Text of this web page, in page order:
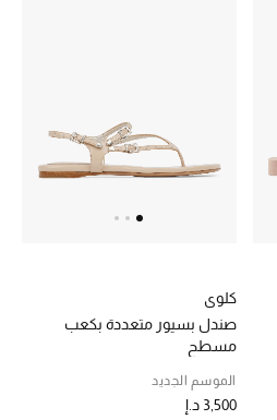
كلوي
صندل بسيور متعددة بكعب
مسطح
الموسم الجديد
3,500 د.إ